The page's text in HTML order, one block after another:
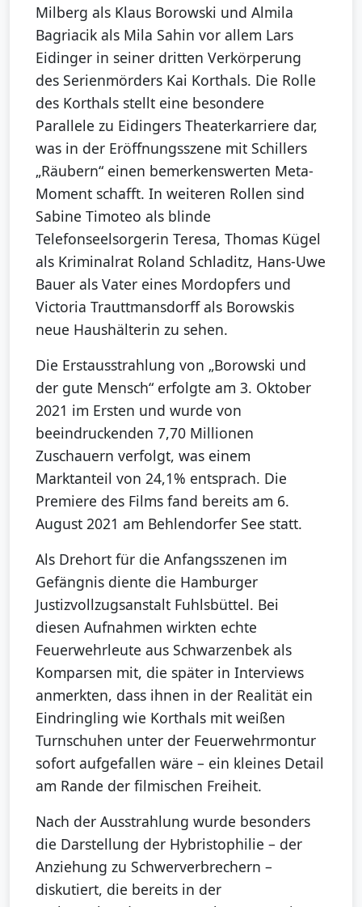
Milberg als Klaus Borowski und Almila
Bagriacik als Mila Sahin vor allem Lars
Eidinger in seiner dritten Verkörperung
des Serienmörders Kai Korthals. Die Rolle
des Korthals stellt eine besondere
Parallele zu Eidingers Theaterkarriere dar,
was in der Eröffnungsszene mit Schillers
„Räubern“ einen bemerkenswerten Meta-
Moment schafft. In weiteren Rollen sind
Sabine Timoteo als blinde
Telefonseelsorgerin Teresa, Thomas Kügel
als Kriminalrat Roland Schladitz, Hans-Uwe
Bauer als Vater eines Mordopfers und
Victoria Trauttmansdorff als Borowskis
neue Haushälterin zu sehen.
Die Erstausstrahlung von „Borowski und
der gute Mensch“ erfolgte am 3. Oktober
2021 im Ersten und wurde von
beeindruckenden 7,70 Millionen
Zuschauern verfolgt, was einem
Marktanteil von 24,1% entsprach. Die
Premiere des Films fand bereits am 6.
August 2021 am Behlendorfer See statt.
Als Drehort für die Anfangsszenen im
Gefängnis diente die Hamburger
Justizvollzugsanstalt Fuhlsbüttel. Bei
diesen Aufnahmen wirkten echte
Feuerwehrleute aus Schwarzenbek als
Komparsen mit, die später in Interviews
anmerkten, dass ihnen in der Realität ein
Eindringling wie Korthals mit weißen
Turnschuhen unter der Feuerwehrmontur
sofort aufgefallen wäre – ein kleines Detail
am Rande der filmischen Freiheit.
Nach der Ausstrahlung wurde besonders
die Darstellung der Hybristophilie – der
Anziehung zu Schwerverbrechern –
diskutiert, die bereits in der